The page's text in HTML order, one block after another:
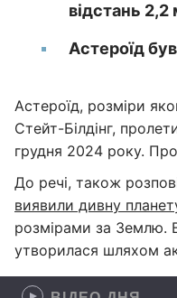
відстань 2,2
Астероїд
Астероїд, розміри
Стейт-Білдінг,
грудня 2024 року.
До речі, також
виявили дивну
розмірами за Землю.
утворилася шляхом